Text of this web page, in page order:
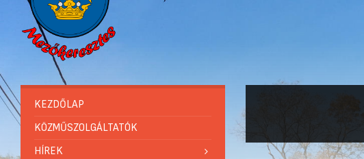
KEZDŐLAP
KÖZMŰSZOLGÁLTATÓK
HÍREK